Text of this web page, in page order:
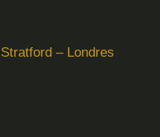
– Londres